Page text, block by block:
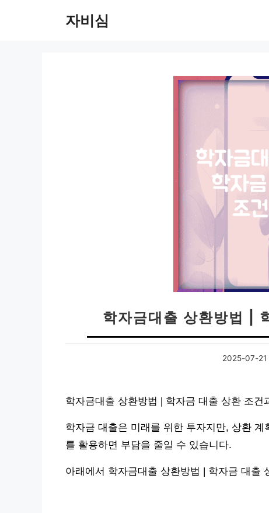
자비심
학자금대출 상환방법 |
2025-07-21
학자금대출 상환방법 | 학자금 대출 상환 조건
학자금 대출은 미래를 위한 투자지만, 상환
를 활용하면 부담을 줄일 수 있습니다.
아래에서 학자금대출 상환방법 | 학자금 대출